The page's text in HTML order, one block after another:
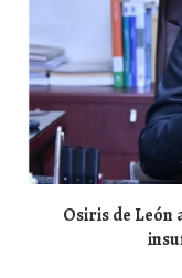
Osiris de León